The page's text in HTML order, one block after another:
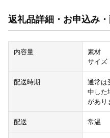
返礼品詳細・お申込み
内容量
素材
サイズ
配送時期
通常は
中した
があり
配送 常温